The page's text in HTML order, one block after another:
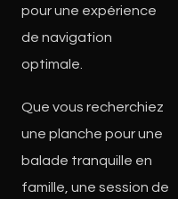
pour une expérience
de navigation
optimale.
Que vous recherchiez
une planche pour une
balade tranquille en
famille, une session de